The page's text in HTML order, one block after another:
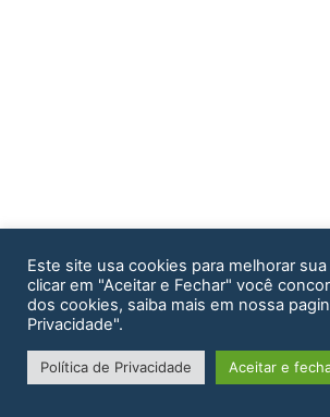
Este site usa cookies para melhorar
clicar em "Aceitar e Fechar" você
dos cookies, saiba mais em nossa
Privacidade".
Política de Privacidade Aceitar e